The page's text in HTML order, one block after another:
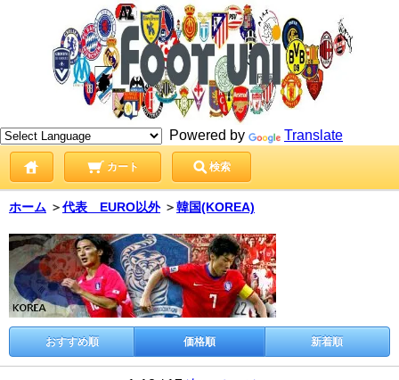
Powered by Translate
カート 検索
ホーム ＞代表 EURO以外 ＞韓国(KOREA)
おすすめ順 価格順 新着順